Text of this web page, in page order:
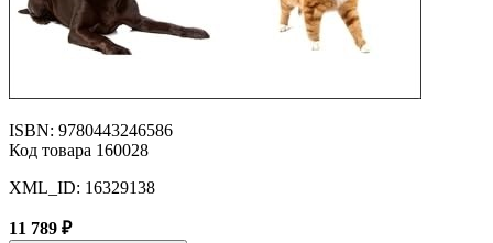
ISBN: 9780443246586
Код товара 160028
XML_ID: 16329138
11 789 ₽